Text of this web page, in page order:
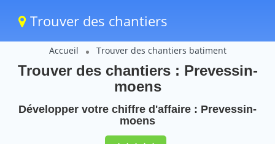
Trouver des chantiers
Accueil Trouver des chantiers batiment
Trouver des chantiers : Prevessin-
moens
Développer votre chiffre d'affaire : Prevessin-
moens